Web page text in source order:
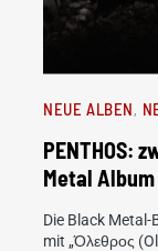
NEUE ALBEN
PENTHOS:
Metal
Die Black Metal-
mit „Όλεθρος